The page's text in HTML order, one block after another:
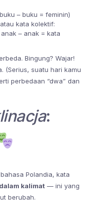
– buku = feminin)
kata kolektif:
– anak = kata
Bingung? Wajar!
(Serius, suatu hari kamu
perbedaan “dwa” dan
:
Polandia, kata
kalimat — ini yang
berubah.